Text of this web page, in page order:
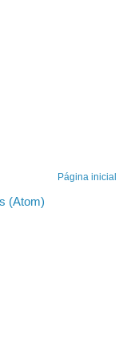
Página inicial
(Atom)